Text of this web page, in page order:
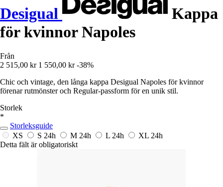
Desigual
Kappa
för kvinnor Napoles
Från
2 515,00 kr 1 550,00 kr -38%
Chic och vintage, den långa kappa Desigual Napoles för kvinnor
förenar rutmönster och Regular-passform för en unik stil.
Storlek
*
Storleksguide
XS
S 24h M 24h L 24h XL 24h
Detta fält är obligatoriskt